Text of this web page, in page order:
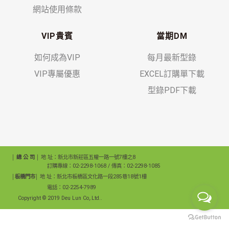
網站使用條款
VIP貴賓
如何成為VIP
VIP專屬優惠
當期DM
每月最新型錄
EXCEL訂購單下載
型錄PDF下載
│ 總 公 司 │ 地 址：新北市新莊區五權一路一號7樓之8
訂購專線：02-2298-1068 / 傳真：02-2298-1085
│板橋門市│ 地 址：新北市板橋區文化路一段285巷18號1樓
電話：02-2254-7989
Copyright © 2019 Deu Lun Co,.Ltd..